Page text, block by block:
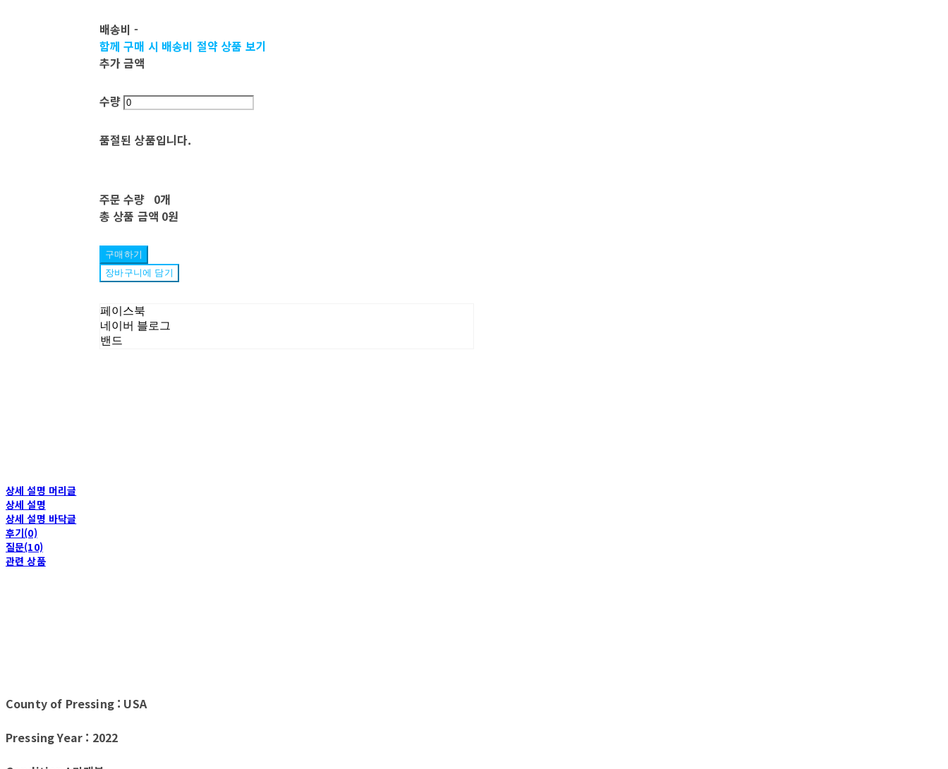
배송비-
함께 구매 시 배송비 절약 상품 보기
추가 금액
수량
품절된 상품입니다.
주문 수량 0개
총 상품 금액 0원
구매하기
장바구니에 담기
페이스북
네이버 블로그
밴드
상세 설명 머리글
상세 설명
상세 설명 바닥글
후기(0)
질문(10)
관련 상품
County of Pressing : USA
Pressing Year : 2022